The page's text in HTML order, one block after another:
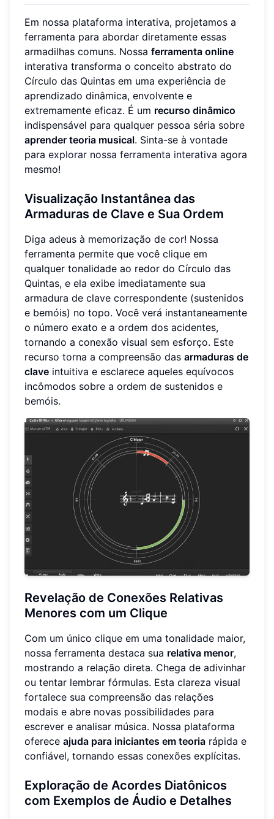
Em nossa plataforma interativa, projetamos a
ferramenta para abordar diretamente essas
armadilhas comuns. Nossa ferramenta online
interativa transforma o conceito abstrato do
Círculo das Quintas em uma experiência de
aprendizado dinâmica, envolvente e
extremamente eficaz. É um recurso dinâmico
indispensável para qualquer pessoa séria sobre
aprender teoria musical. Sinta-se à vontade
para explorar nossa ferramenta interativa agora
mesmo!
Visualização Instantânea das
Armaduras de Clave e Sua Ordem
Diga adeus à memorização de cor! Nossa
ferramenta permite que você clique em
qualquer tonalidade ao redor do Círculo das
Quintas, e ela exibe imediatamente sua
armadura de clave correspondente (sustenidos
e bemóis) no topo. Você verá instantaneamente
o número exato e a ordem dos acidentes,
tornando a conexão visual sem esforço. Este
recurso torna a compreensão das armaduras de
clave intuitiva e esclarece aqueles equívocos
incômodos sobre a ordem de sustenidos e
bemóis.
Revelação de Conexões Relativas
Menores com um Clique
Com um único clique em uma tonalidade maior,
nossa ferramenta destaca sua relativa menor,
mostrando a relação direta. Chega de adivinhar
ou tentar lembrar fórmulas. Esta clareza visual
fortalece sua compreensão das relações
modais e abre novas possibilidades para
escrever e analisar música. Nossa plataforma
oferece ajuda para iniciantes em teoria rápida e
confiável, tornando essas conexões explícitas.
Exploração de Acordes Diatônicos
com Exemplos de Áudio e Detalhes